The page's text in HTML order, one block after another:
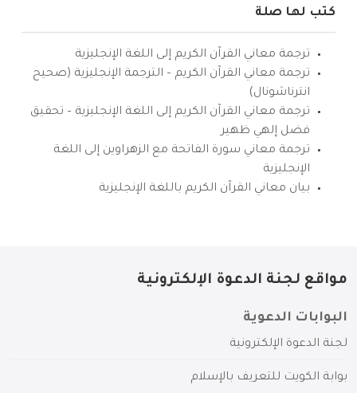
كتب لها صلة
ترجمة معاني القرآن الكريم إلى اللغة الإنجليزية
ترجمة معاني القرآن الكريم – الترجمة الإنجليزية (صحيح
انترناشونال)
ترجمة معاني القرآن الكريم إلى اللغة الإنجليزية – تحقيق
فضل إلهي ظهير
ترجمة معاني سورة الفاتحة مع الزهراوين إلى اللغة
الإنجليزية
بيان معاني القرآن الكريم باللغة الإنجليزية
مواقع لجنة الدعوة الإلكترونية
البوابات الدعوية
لجنة الدعوة الإلكترونية
بوابة الكويت للتعريف بالإسلام